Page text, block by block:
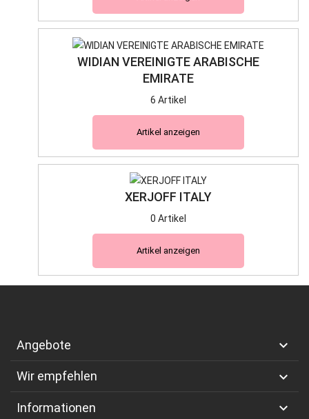
WIDIAN VEREINIGTE ARABISCHE
EMIRATE
6 Artikel
Artikel anzeigen
XERJOFF ITALY
0 Artikel
Artikel anzeigen
Angebote 
Wir empfehlen 
Informationen 